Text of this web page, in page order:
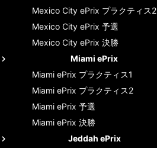
Mexico City ePrix プラクティス2
Mexico City ePrix 予選
Mexico City ePrix 決勝
Miami ePrix
Miami ePrix プラクティス1
Miami ePrix プラクティス2
Miami ePrix 予選
Miami ePrix 決勝
Jeddah ePrix